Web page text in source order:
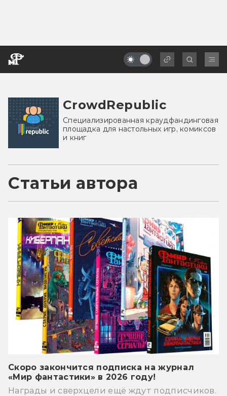
CrowdRepublic
Специализированная краудфандинговая
площадка для настольных игр, комиксов
и книг
Статьи автора
Скоро закончится подписка на журнал
«Мир фантастики» в 2026 году!
Награды и сверхцели ещё ждут подписчиков.